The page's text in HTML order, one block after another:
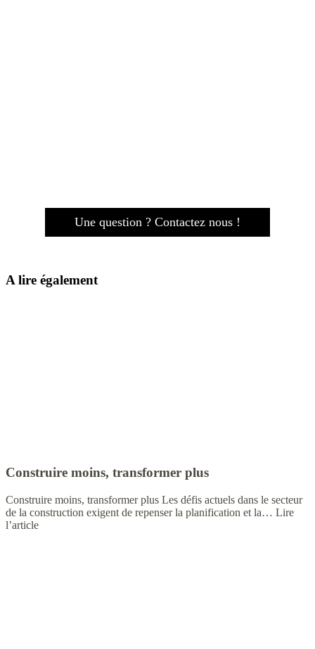
Une question ? Contactez nous !
A lire également
Construire moins, transformer plus
Construire moins, transformer plus Les défis actuels dans le secteur
de la construction exigent de repenser la planification et la… Lire
l’article